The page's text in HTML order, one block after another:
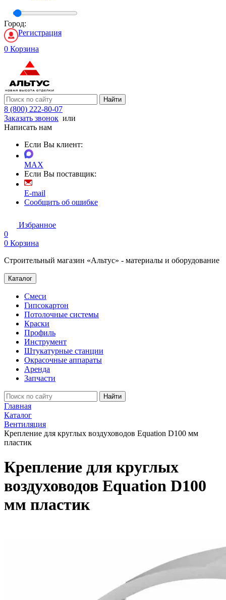
Город:
Регистрация
0 Корзина
Найти
8 (800) 222-80-07
Заказать звонок или
Написать нам
Если Вы клиент:
MAX
Если Вы поставщик:
E-mail
Сообщить об ошибке
Избранное
0
0 Корзина
Строительный магазин «Альтус» - материалы и оборудование
Каталог
Смеси
Гипсокартон
Потолочные системы
Краски
Профиль
Инструмент
Штукатурные станции
Окрасочные аппараты
Аренда
Запчасти
Найти
Главная
Каталог
Вентиляция
Крепление для круглых воздуховодов Equation D100 мм
пластик
Крепление для круглых
воздуховодов Equation D100
мм пластик